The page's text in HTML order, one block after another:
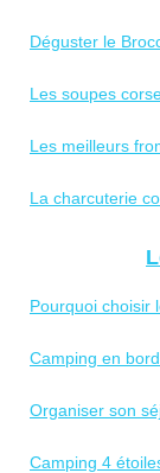
Déguster le
Les soupes
Les meilleurs
La charcuterie
Pourquoi choisir
Camping en bord
Organiser son
Camping 4